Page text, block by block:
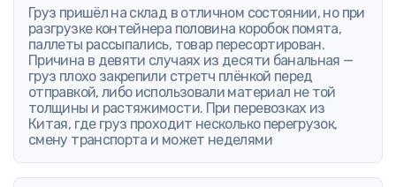
Груз пришёл на склад в отличном состоянии, но при
разгрузке контейнера половина коробок помята,
паллеты рассыпались, товар пересортирован.
Причина в девяти случаях из десяти банальная —
груз плохо закрепили стретч плёнкой перед
отправкой, либо использовали материал не той
толщины и растяжимости. При перевозках из
Китая, где груз проходит несколько перегрузок,
смену транспорта и может неделями